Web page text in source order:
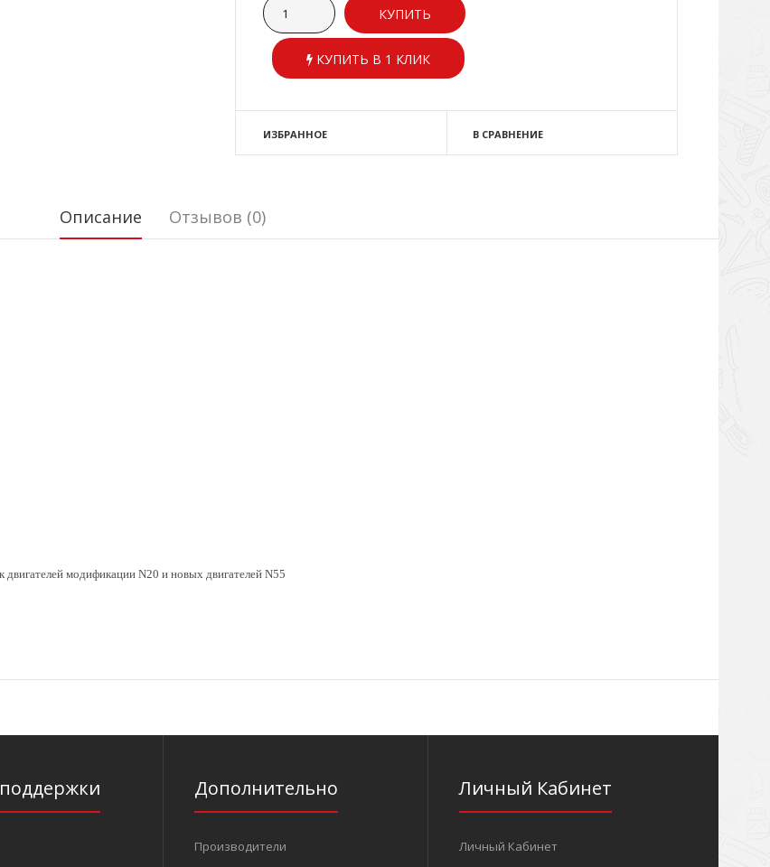
КУПИТЬ В 1 КЛИК
ИЗБРАННОЕ В СРАВНЕНИЕ
Описание Отзывов (0)
модификации N20 и новых двигателей N55
Дополнительно
Производители
Личный Кабинет
Личный Кабинет